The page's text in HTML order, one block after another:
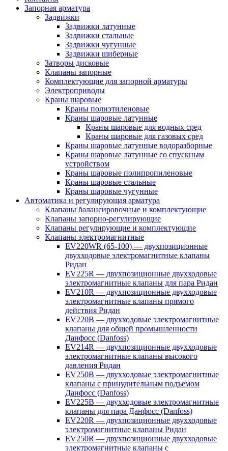
Запорная арматура
Задвижки
Задвижки латунные
Задвижки стальные
Задвижки чугунные
Задвижки шиберные
Затворы дисковые
Клапаны запорные
Комплектующие для запорной арматуры
Электроприводы
Краны шаровые
Краны полиэтиленовые
Краны шаровые латунные
Краны шаровые для водных сред
Краны шаровые для газовых сред
Краны шаровые латунные водоразборные
Краны шаровые латунные со спускным
устройством
Краны шаровые полипропиленовые
Краны шаровые стальные
Краны шаровые чугунные
Автоматика и регулирующая арматура
Клапаны балансировочные и комплектующие
Клапаны запорно-регулирующие
Клапаны регулирующие и комплектующие
Клапаны электромагнитные
EV220WR (65-100) — двухпозиционные
двухходовые электромагнитные клапаны
Ридан
EV225R — двухпозиционные двухходовые
электромагнитные клапаны для пара Ридан
EV210R — двухпозиционные двухходовые
электромагнитные клапаны прямого
действия Ридан
EV220B — двухходовые электромагнитные
клапаны для общей промышленности
Данфосс (Danfoss)
EV214R — двухпозиционные двухходовые
электромагнитные клапаны высокого
давления Ридан
EV250B — двухходовые электромагнитные
клапаны с принудительным подъемом
Данфосс (Danfoss)
EV225B — двухходовые электромагнитные
клапаны для пара Данфосс (Danfoss)
EV220R — двухпозиционные двухходовые
электромагнитные клапаны Ридан
EV250R — двухпозиционные двухходовые
электромагнитные клапаны с